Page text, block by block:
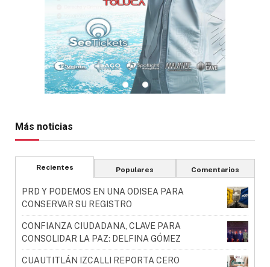
Más noticias
Recientes Populares Comentarios
PRD Y PODEMOS EN UNA ODISEA PARA
CONSERVAR SU REGISTRO
CONFIANZA CIUDADANA, CLAVE PARA
CONSOLIDAR LA PAZ: DELFINA GÓMEZ
CUAUTITLÁN IZCALLI REPORTA CERO